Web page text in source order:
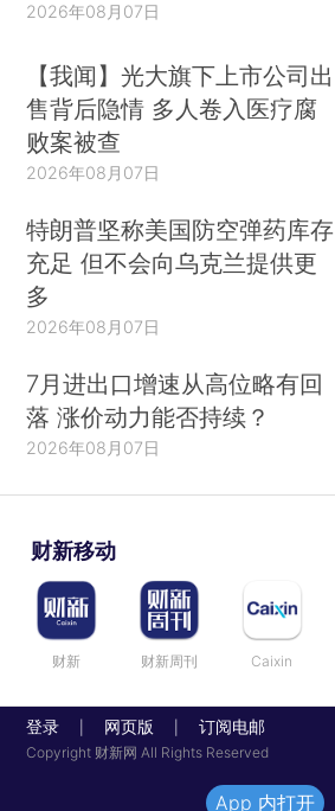
2026年08月07日
【我闻】光大旗下上市公司出
售背后隐情 多人卷入医疗腐
败案被查
2026年08月07日
特朗普坚称美国防空弹药库存
充足 但不会向乌克兰提供更
多
2026年08月07日
7月进出口增速从高位略有回
落 涨价动力能否持续？
2026年08月07日
财新移动
财新 财新周刊 Caixin
登录 网页版 订阅电邮
Copyright 财新网 All Rights Reserved
App 内打开